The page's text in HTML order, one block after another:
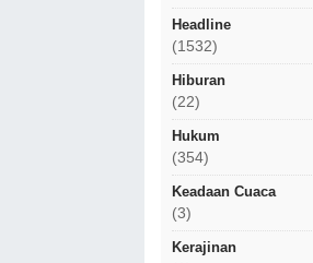
Headline
(1532)
Hiburan
(22)
Hukum
(354)
Keadaan Cuaca
(3)
Kerajinan